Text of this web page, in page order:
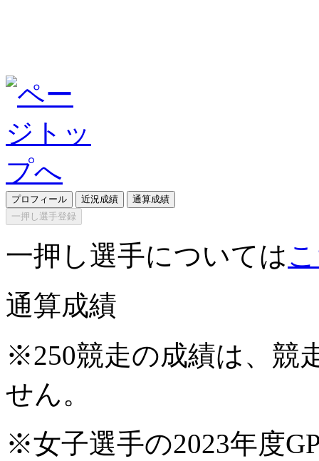
プロフィール 近況成績
通算成績
一押し選手登録
一押し選手については
通算成績
※250競走の成績は、競
せん。
※女子選手の2023年度